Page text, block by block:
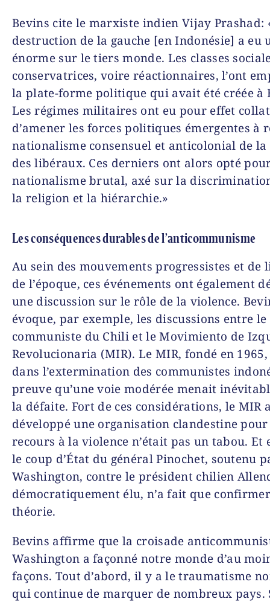
Bevins cite le marxiste indien Vijay Prashad:
destruction de la gauche [en Indonésie] a eu
énorme sur le tiers monde. Les classes
conservatrices, voire réactionnaires, l’ont
la plate-forme politique qui avait été créée à
Les régimes militaires ont eu pour effet
d’amener les forces politiques émergentes à
nationalisme consensuel et anticolonial de la
des libéraux. Ces derniers ont alors opté
nationalisme brutal, axé sur la
la religion et la hiérarchie.»
Les conséquences durables de l’anticommunisme
Au sein des mouvements progressistes et de
de l’époque, ces événements ont également
une discussion sur le rôle de la violence.
évoque, par exemple, les discussions entre
communiste du Chili etle Movimiento de
Revolucionaria (MIR). Le MIR, fondé en
dans l’extermination des communistes
preuve qu’une voie modérée menait
la défaite. Fort de ces considérations, le MIR
développé une organisation clandestine
recours à la violence n’était pas un tabou. Et
le coup d’État du général Pinochet, soutenu
Washington, contre le président chilien
démocratiquement élu, n’a fait que
théorie.
Bevins affirme que la croisade
Washington a façonné notre monde d’au
façons. Tout d’abord, il y a le traumatisme
qui continue de marquer de nombreux pays.